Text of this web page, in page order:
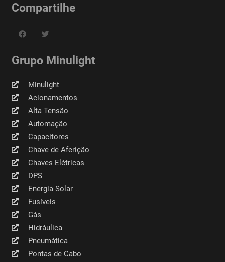
Compartilhe
Grupo Minulight
Minulight
Acionamentos
Alta Tensão
Automação
Capacitores
Chave de Aferição
Chaves Elétricas
DPS
Energia Solar
Fusíveis
Gás
Hidráulica
Pneumática
Pontas de Cabo